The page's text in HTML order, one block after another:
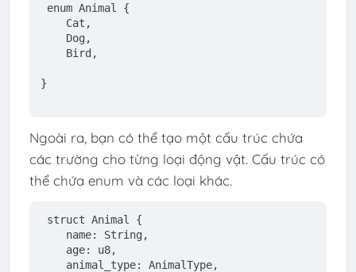
enum Animal
{
Cat,
Dog,
Bird,
}
Ngoài ra, bạn có thể tạo một cấu trúc chứa
các trường cho từng loại động vật. Cấu trúc có
thể chứa enum và các loại khác.
struct Animal
{
name: String ,
age: u8,
animal_type: AnimalType,